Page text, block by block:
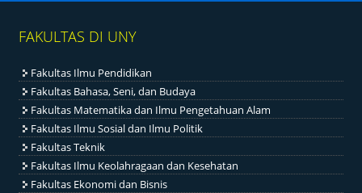
FAKULTAS DI UNY
Fakultas Ilmu Pendidikan
Fakultas Bahasa, Seni, dan Budaya
Fakultas Matematika dan Ilmu Pengetahuan Alam
Fakultas Ilmu Sosial dan Ilmu Politik
Fakultas Teknik
Fakultas Ilmu Keolahragaan dan Kesehatan
Fakultas Ekonomi dan Bisnis